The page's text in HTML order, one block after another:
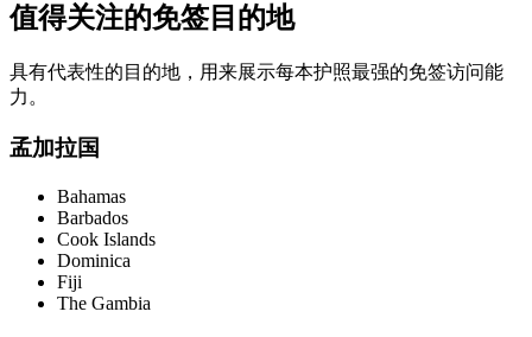
值得关注的免签目的地
具有代表性的目的地，用来展示每本护照最强的免签访问能
力。
孟加拉国
Bahamas
Barbados
Cook Islands
Dominica
Fiji
The Gambia